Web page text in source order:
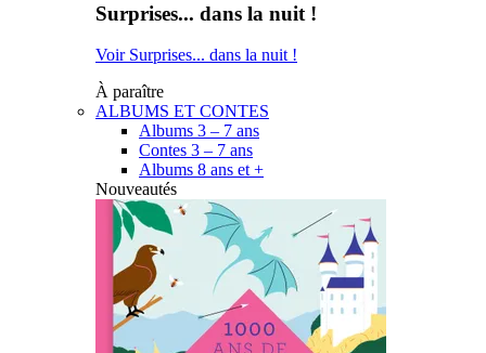
Surprises... dans la nuit !
Voir Surprises... dans la nuit !
À paraître
ALBUMS ET CONTES
Albums 3 – 7 ans
Contes 3 – 7 ans
Albums 8 ans et +
Nouveautés